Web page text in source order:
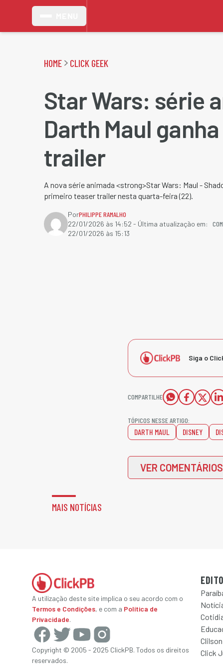
HOME CLICK GEEK
Star Wars: série
Darth Maul
trailer
A nova série animada <strong>Star Wars: Maul -
primeiro teaser trailer nesta quarta-feira (22).
PorPHILIPPE RAMALHO
22/01/2026 às 14:52 - Última atualização em:
22/01/2026 às 15:13
Siga o
COMPARTILHE
TÓPICOS NESSE ARTIGO:
DARTH MAUL DISNEY
VER COMENTÁRIOS
MAIS NOTÍCIAS
A utilização deste site implica o seu acordo com o
Termos e Condições, e com a Política de
Privacidade.
Copyright © 2005 - 2025 ClickPB. Todos os direitos
reservados.
Click